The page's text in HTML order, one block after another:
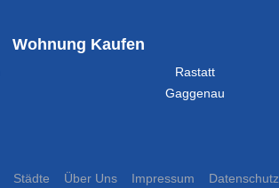
Wohnung Kaufen
Rastatt
Gaggenau
Städte Über Uns Impressum Datenschutz